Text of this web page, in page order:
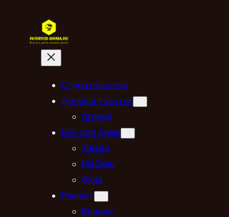
Строительство
Дачный участок
Огород
Всё для дома
Двери
Мебель
Окна
Ремонт
Ванная